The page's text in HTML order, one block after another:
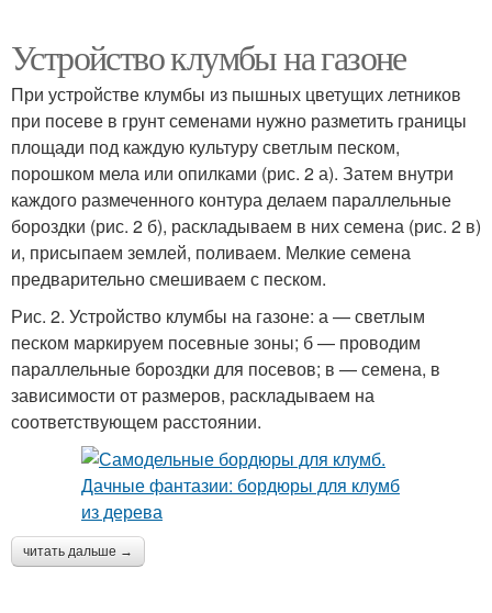
Устройство клумбы на газоне
При устройстве клумбы из пышных цветущих летников
при посеве в грунт семенами нужно разметить границы
площади под каждую культуру светлым песком,
порошком мела или опилками (рис. 2 а). Затем внутри
каждого размеченного контура делаем параллельные
бороздки (рис. 2 б), раскладываем в них семена (рис. 2 в)
и, присыпаем землей, поливаем. Мелкие семена
предварительно смешиваем с песком.
Рис. 2. Устройство клумбы на газоне: а — светлым
песком маркируем посевные зоны; б — проводим
параллельные бороздки для посевов; в — семена, в
зависимости от размеров, раскладываем на
соответствующем расстоянии.
читать дальше →